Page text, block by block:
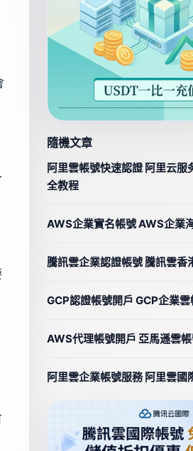
隨機文章
阿里雲帳號快速認證 阿里云服
全教程
AWS企業實名帳號 AWS企業
騰訊雲企業認證帳號 騰訊雲香
GCP認證帳號開戶 GCP企業
AWS代理帳號開戶 亞馬遜雲
阿里雲企業帳號服務 阿里雲國